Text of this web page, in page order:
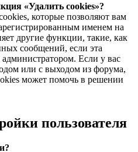
«Удалить cookies»?
которые позволяют вам
именем на
другие функции, такие, как
сообщений, если эта
Если у вас
или с выходом из форума,
может помочь в решении
пользователя